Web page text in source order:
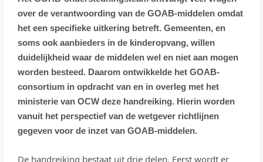
over de verantwoording van de GOAB-middelen omdat
het een specifieke uitkering betreft. Gemeenten, en
soms ook aanbieders in de kinderopvang, willen
duidelijkheid waar de middelen wel en niet aan mogen
worden besteed. Daarom ontwikkelde het GOAB-
consortium in opdracht van en in overleg met het
ministerie van OCW deze handreiking. Hierin worden
vanuit het perspectief van de wetgever richtlijnen
gegeven voor de inzet van GOAB-middelen.
De handreiking bestaat uit drie delen. Eerst wordt er